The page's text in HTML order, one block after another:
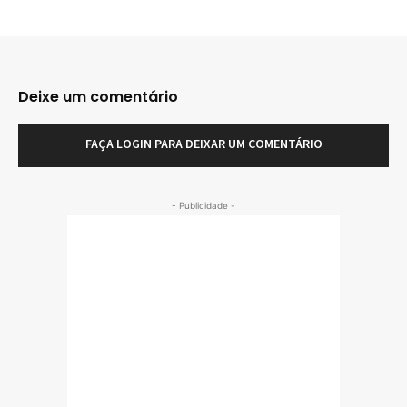
Deixe um comentário
FAÇA LOGIN PARA DEIXAR UM COMENTÁRIO
- Publicidade -